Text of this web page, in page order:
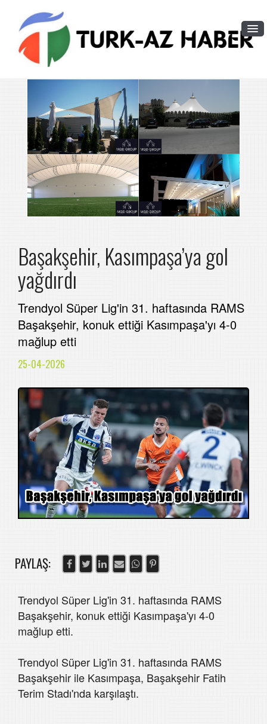
Başakşehir, Kasımpaşa’ya gol
yağdırdı
Trendyol Süper Lig'in 31. haftasında RAMS
Başakşehir, konuk ettiği Kasımpaşa'yı 4-0
mağlup etti
25-04-2026
PAYLAŞ:
Trendyol Süper Lig'in 31. haftasında RAMS
Başakşehir, konuk ettiği Kasımpaşa'yı 4-0
mağlup etti.
Trendyol Süper Lig'in 31. haftasında RAMS
Başakşehir ile Kasımpaşa, Başakşehir Fatih
Terim Stadı'nda karşılaştı.